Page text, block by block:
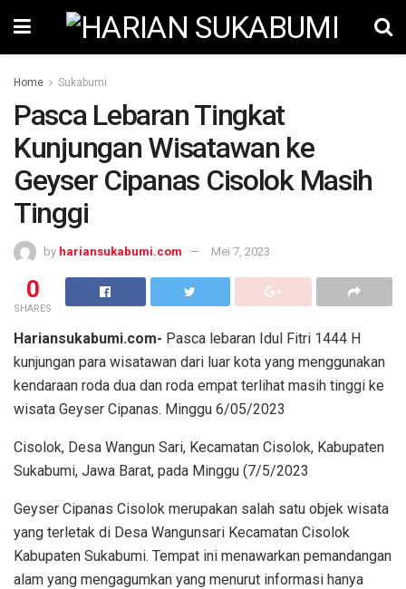
Home Sukabumi
Pasca Lebaran Tingkat
Kunjungan Wisatawan ke
Geyser Cipanas Cisolok Masih
Tinggi
by hariansukabumi.com Mei 7, 2023
0
SHARES
Hariansukabumi.com- Pasca lebaran Idul Fitri 1444 H
kunjungan para wisatawan dari luar kota yang menggunakan
kendaraan roda dua dan roda empat terlihat masih tinggi ke
wisata Geyser Cipanas. Minggu 6/05/2023
Cisolok, Desa Wangun Sari, Kecamatan Cisolok, Kabupaten
Sukabumi, Jawa Barat, pada Minggu (7/5/2023
Geyser Cipanas Cisolok merupakan salah satu objek wisata
yang terletak di Desa Wangunsari Kecamatan Cisolok
Kabupaten Sukabumi. Tempat ini menawarkan pemandangan
alam yang mengagumkan yang menurut informasi hanya